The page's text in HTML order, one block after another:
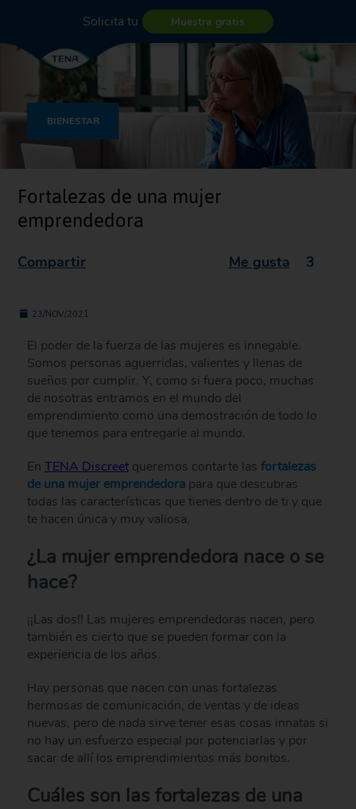
Solicita tu Muestra gratis
BIENESTAR
Fortalezas de una mujer
emprendedora
Compartir Me gusta 3
23/NOV/2021
El poder de la fuerza de las mujeres es innegable.
Somos personas aguerridas, valientes y llenas de
sueños por cumplir. Y, como si fuera poco, muchas
de nosotras entramos en el mundo del
emprendimiento como una demostración de todo lo
que tenemos para entregarle al mundo.
En TENA Discreetqueremos contarte las fortalezas
de una mujer emprendedorapara que descubras
todas las características que tienes dentro de ti y que
te hacen única y muy valiosa.
¿La mujer emprendedora nace o se
hace?
¡¡Las dos!! Las mujeres emprendedoras nacen, pero
también es cierto que se pueden formar con la
experiencia de los años.
Hay personas que nacen con unas fortalezas
hermosas de comunicación, de ventas y de ideas
nuevas, pero de nada sirve tener esas cosas innatas si
no hay un esfuerzo especial por potenciarlas y por
sacar de allí los emprendimientos más bonitos.
Cuáles son las fortalezas de una